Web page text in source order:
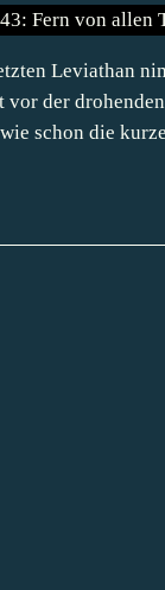
Leviathan
der
schon die